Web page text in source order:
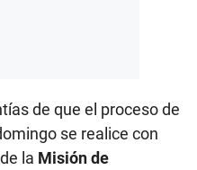
de que el proceso de
se realice con
la Misión de